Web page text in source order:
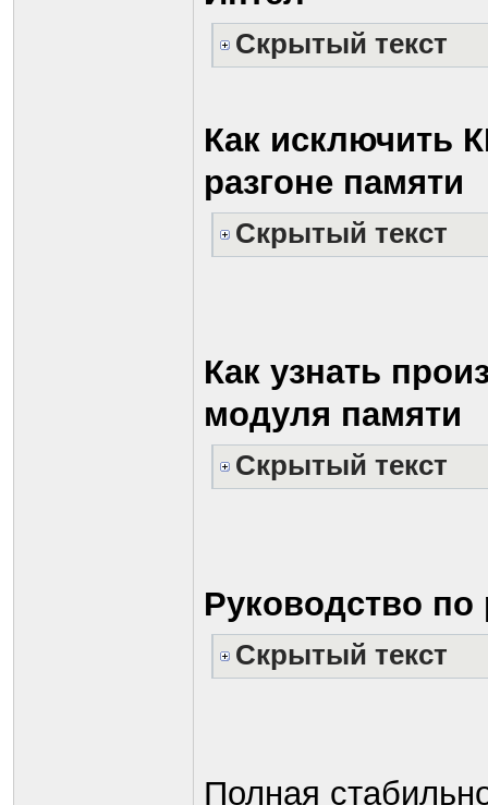
Скрытый текст
Как исключить
разгоне памяти
Скрытый текст
Как узнать
модуля памяти
Скрытый текст
Руководство по
Скрытый текст
Полная